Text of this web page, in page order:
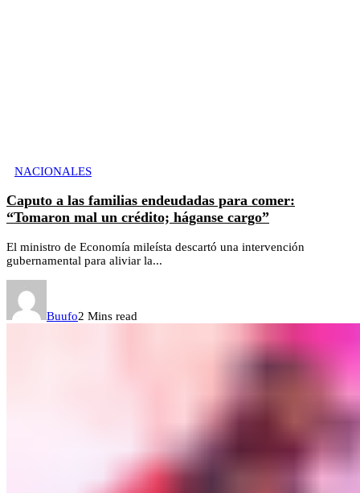
NACIONALES
Caputo a las familias endeudadas para comer:
“Tomaron mal un crédito; háganse cargo”
El ministro de Economía mileísta descartó una intervención
gubernamental para aliviar la...
Buufo2 Mins read